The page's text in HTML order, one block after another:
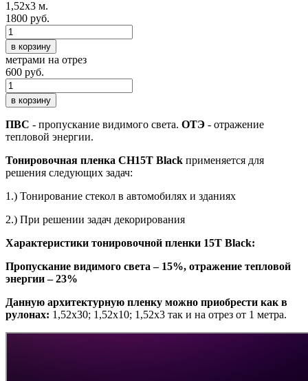
1,52х3 м.
1800 руб.
в корзину
метрами на отрез
600 руб.
в корзину
ПВС - пропускание видимого света. ОТЭ - отражение
тепловой энергии.
Тонировочная пленка CH15T Black применяется для
решения следующих задач:
1.) Тонирование стекол в автомобилях и зданиях
2.) При решении задач декорирования
Характеристики тонировочной пленки 15T Black:
Пропускание видимого света – 15%, отражение тепловой
энергии – 23%
Данную архитектурную пленку можно приобрести как в
рулонах: 1,52х30; 1,52х10; 1,52х3 так и на отрез от 1 метра.